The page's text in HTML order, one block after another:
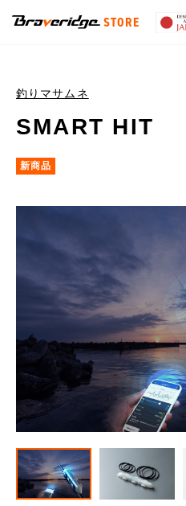
STORE
釣りマサムネ
SMART HIT
新商品